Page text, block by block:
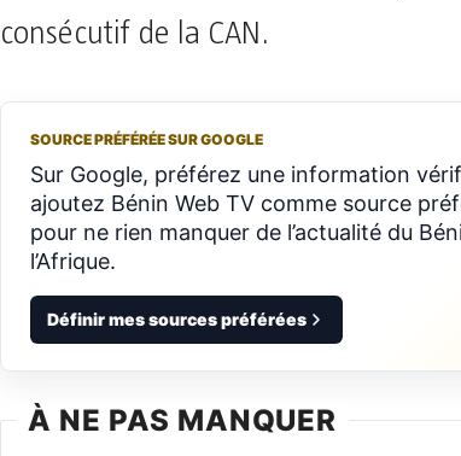
consécutif de la CAN.
SOURCE PRÉFÉRÉE SUR GOOGLE
Sur Google, préférez une information
ajoutez Bénin Web TV comme source
pour ne rien manquer de l’actualité du
l’Afrique.
Définir mes sources préférées
À NE PAS MANQUER